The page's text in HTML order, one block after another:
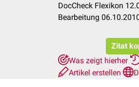
DocCheck Flexikon
Bearbeitung
Zitat
Was zeigt hierher
Artikel erstellen